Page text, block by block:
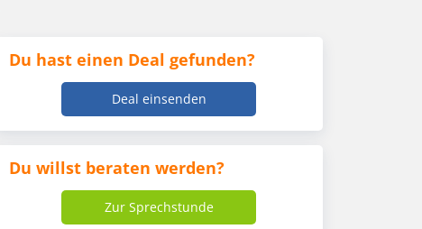
Du hast einen Deal gefunden?
Deal einsenden
Du willst beraten werden?
Zur Sprechstunde